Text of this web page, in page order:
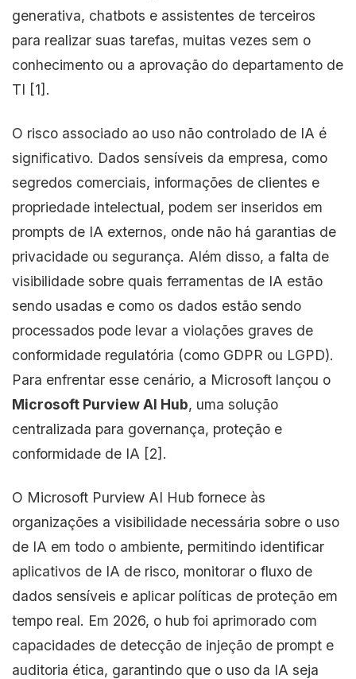
generativa, chatbots e assistentes de terceiros
para realizar suas tarefas, muitas vezes sem o
conhecimento ou a aprovação do departamento de
TI [1].
O risco associado ao uso não controlado de IA é
significativo. Dados sensíveis da empresa, como
segredos comerciais, informações de clientes e
propriedade intelectual, podem ser inseridos em
prompts de IA externos, onde não há garantias de
privacidade ou segurança. Além disso, a falta de
visibilidade sobre quais ferramentas de IA estão
sendo usadas e como os dados estão sendo
processados pode levar a violações graves de
conformidade regulatória (como GDPR ou LGPD).
Para enfrentar esse cenário, a Microsoft lançou o
Microsoft Purview AI Hub, uma solução
centralizada para governança, proteção e
conformidade de IA [2].
O Microsoft Purview AI Hub fornece às
organizações a visibilidade necessária sobre o uso
de IA em todo o ambiente, permitindo identificar
aplicativos de IA de risco, monitorar o fluxo de
dados sensíveis e aplicar políticas de proteção em
tempo real. Em 2026, o hub foi aprimorado com
capacidades de detecção de injeção de prompt e
auditoria ética, garantindo que o uso da IA seja